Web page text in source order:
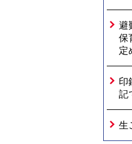
避
保
定
印
記
生